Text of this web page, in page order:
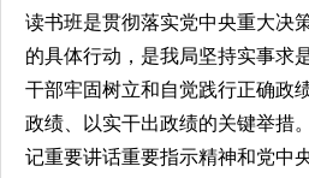
读书班是贯彻落实党中央重大决
的具体行动，是我局坚持实事求
干部牢固树立和自觉践行正确政
政绩、以实干出政绩的关键举措
记重要讲话重要指示精神和党中